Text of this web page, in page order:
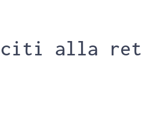
alla